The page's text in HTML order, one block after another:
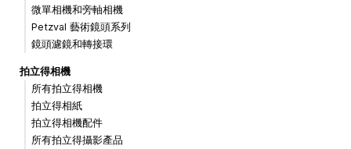
微單相機和旁軸相機
Petzval 藝術鏡頭系列
鏡頭濾鏡和轉接環
拍立得相機
所有拍立得相機
拍立得相紙
拍立得相機配件
所有拍立得攝影產品